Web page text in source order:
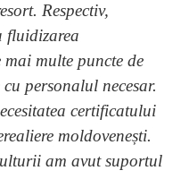
Respectiv,
fluidizarea
multe puncte de
personalul necesar.
certificatului
moldovenești.
am avut suportul